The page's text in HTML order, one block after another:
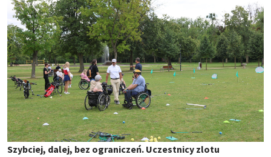
Szybciej, dalej, bez ograniczeń. Uczestnicy zlotu